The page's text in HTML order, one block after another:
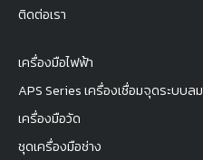
ติดต่อเรา
เครื่องมือไฟฟ้า
APS Series เครื่องเชื่อมจุดระบบลม
เครื่องมือวัด
ชุดเครื่องมือช่าง